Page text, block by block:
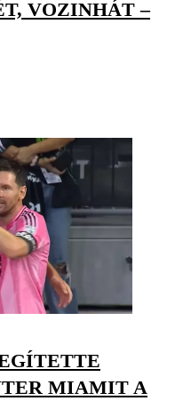
VOZINHÁT –
MIAMIT A